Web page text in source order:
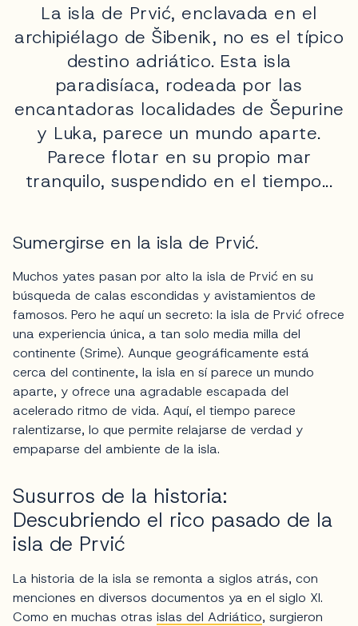
La isla de Prvić, enclavada en el
archipiélago de Šibenik, no es el típico
destino adriático. Esta isla
paradisíaca, rodeada por las
encantadoras localidades de Šepurine
y Luka, parece un mundo aparte.
Parece flotar en su propio mar
tranquilo, suspendido en el tiempo...
Sumergirse en la isla de Prvić.
Muchos yates pasan por alto la isla de Prvić en su
búsqueda de calas escondidas y avistamientos de
famosos. Pero he aquí un secreto: la isla de Prvić ofrece
una experiencia única, a tan solo media milla del
continente (Srime). Aunque geográficamente está
cerca del continente, la isla en sí parece un mundo
aparte, y ofrece una agradable escapada del
acelerado ritmo de vida. Aquí, el tiempo parece
ralentizarse, lo que permite relajarse de verdad y
empaparse del ambiente de la isla.
Susurros de la historia:
Descubriendo el rico pasado de la
isla de Prvić
La historia de la isla se remonta a siglos atrás, con
menciones en diversos documentos ya en el siglo XI.
Como en muchas otras islas del Adriático, surgieron